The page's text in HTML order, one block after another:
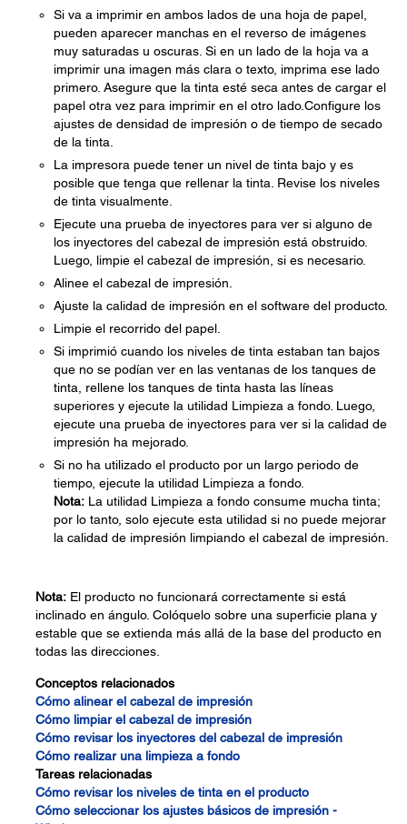
Si va a imprimir en ambos lados de una hoja de papel,
pueden aparecer manchas en el reverso de imágenes
muy saturadas u oscuras. Si en un lado de la hoja va a
imprimir una imagen más clara o texto, imprima ese lado
primero. Asegure que la tinta esté seca antes de cargar el
papel otra vez para imprimir en el otro lado.Configure los
ajustes de densidad de impresión o de tiempo de secado
de la tinta.
La impresora puede tener un nivel de tinta bajo y es
posible que tenga que rellenar la tinta. Revise los niveles
de tinta visualmente.
Ejecute una prueba de inyectores para ver si alguno de
los inyectores del cabezal de impresión está obstruido.
Luego, limpie el cabezal de impresión, si es necesario.
Alinee el cabezal de impresión.
Ajuste la calidad de impresión en el software del producto.
Limpie el recorrido del papel.
Si imprimió cuando los niveles de tinta estaban tan bajos
que no se podían ver en las ventanas de los tanques de
tinta, rellene los tanques de tinta hasta las líneas
superiores y ejecute la utilidad Limpieza a fondo. Luego,
ejecute una prueba de inyectores para ver si la calidad de
impresión ha mejorado.
Si no ha utilizado el producto por un largo periodo de
tiempo, ejecute la utilidad Limpieza a fondo.
Nota: La utilidad Limpieza a fondo consume mucha tinta;
por lo tanto, solo ejecute esta utilidad si no puede mejorar
la calidad de impresión limpiando el cabezal de impresión.
Nota: El producto no funcionará correctamente si está
inclinado en ángulo. Colóquelo sobre una superficie plana y
estable que se extienda más allá de la base del producto en
todas las direcciones.
Conceptos relacionados
Cómo alinear el cabezal de impresión
Cómo limpiar el cabezal de impresión
Cómo revisar los inyectores del cabezal de impresión
Cómo realizar una limpieza a fondo
Tareas relacionadas
Cómo revisar los niveles de tinta en el producto
Cómo seleccionar los ajustes básicos de impresión -